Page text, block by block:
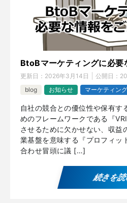
BtoBマーケティングに必要
更新日： 2026年3月14日 公開日：
blog
お知らせ マーケティング
自社の競合との優位性や保有す
めのフレームワークである『
させるために欠かせない、収益
業基盤を意味する『プロフィッ
合わせ冒頭に議 […]
続きを